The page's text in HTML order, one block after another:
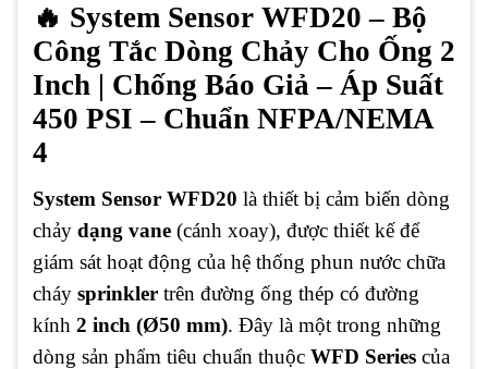
🔥 System Sensor WFD20 – Bộ
Công Tắc Dòng Chảy Cho Ống 2
Inch | Chống Báo Giả – Áp Suất
450 PSI – Chuẩn NFPA/NEMA
4
System Sensor WFD20 là thiết bị cảm biến dòng
chảy dạng vane (cánh xoay), được thiết kế để
giám sát hoạt động của hệ thống phun nước chữa
cháy sprinkler trên đường ống thép có đường
kính 2 inch (Ø50 mm). Đây là một trong những
dòng sản phẩm tiêu chuẩn thuộc WFD Series của